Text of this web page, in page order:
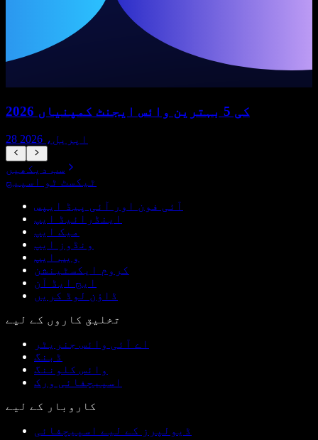
2026 کی 5 بہترین وائس ایجنٹ کمپنیاں
28 اپریل، 2026
سب دیکھیں
ٹیکسٹ ٹو اسپیچ
آئی فون اور آئی پیڈ ایپس
اینڈرائیڈ ایپ
میک ایپ
ونڈوز ایپ
ویب ایپ
کروم ایکسٹینشن
ایج ایڈ آن
ڈاؤن لوڈ کریں
تخلیق کاروں کے لیے
اے آئی وائس جنریٹر
ڈبنگ
وائس کلوننگ
اسپیچفائی ورک
کاروبار کے لیے
ڈیولپرز کے لیے اسپیچفائی